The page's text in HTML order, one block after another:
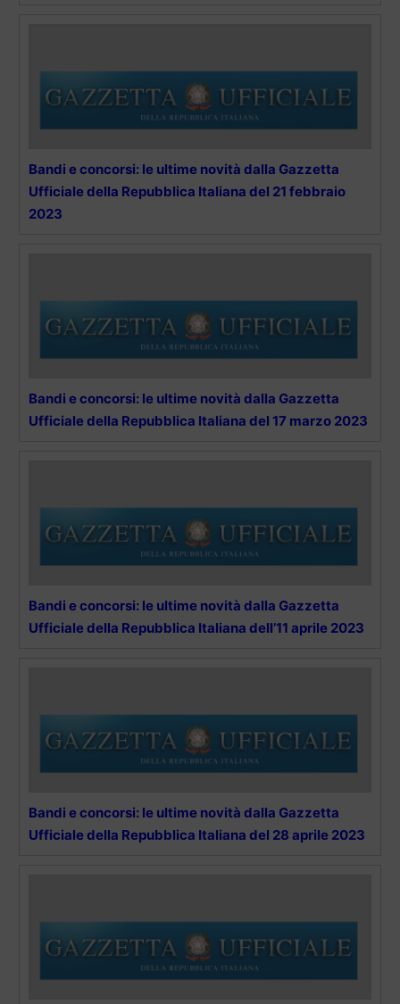
Bandi e concorsi: le ultime novità dalla Gazzetta
Ufficiale della Repubblica Italiana del 21 febbraio
2023
Bandi e concorsi: le ultime novità dalla Gazzetta
Ufficiale della Repubblica Italiana del 17 marzo 2023
Bandi e concorsi: le ultime novità dalla Gazzetta
Ufficiale della Repubblica Italiana dell’11 aprile 2023
Bandi e concorsi: le ultime novità dalla Gazzetta
Ufficiale della Repubblica Italiana del 28 aprile 2023